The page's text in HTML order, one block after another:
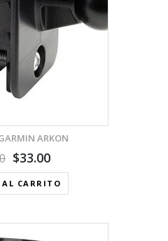
ARKON
$33.00
CARRITO